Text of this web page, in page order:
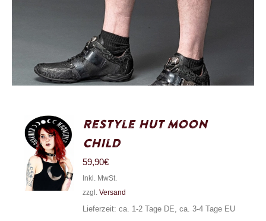
Restyle Hut Moon
Child
59,90€
Inkl. MwSt.
zzgl.Versand
Lieferzeit: ca. 1-2 Tage DE, ca. 3-4 Tage EU